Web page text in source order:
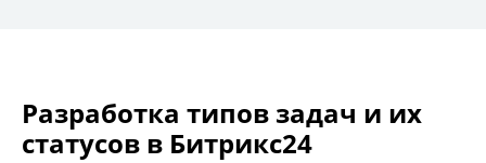
Разработка типов задач и их
статусов в Битрикс24